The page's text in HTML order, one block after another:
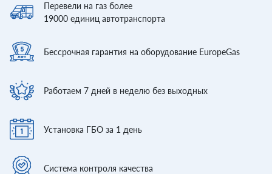
Перевели на газ более
19000 единиц автотранспорта
Бессрочная гарантия на оборудование EuropeGas
Работаем 7 дней в неделю без выходных
Установка ГБО за 1 день
Система контроля качества